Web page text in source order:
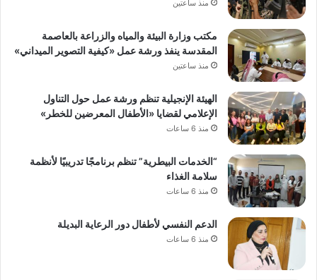
منذ ساعتين
مكتب وزارة البيئة والمياه والزراعة بالعاصمة
المقدسة ينفذ ورشة عمل «كيفية التصوير الميداني»
منذ ساعتين
الهيئة الإنجيلية تنظم ورشة عمل حول التناول
الإعلامي لقضايا «الأطفال المعرضين للخطر»
منذ 6 ساعات
“الخدمات البيطرية” تنظم برنامجًا تدريبيًا لأنظمة
سلامة الغذاء
منذ 6 ساعات
الدعم النفسي لأطفال دور الرعاية البديلة
منذ 6 ساعات